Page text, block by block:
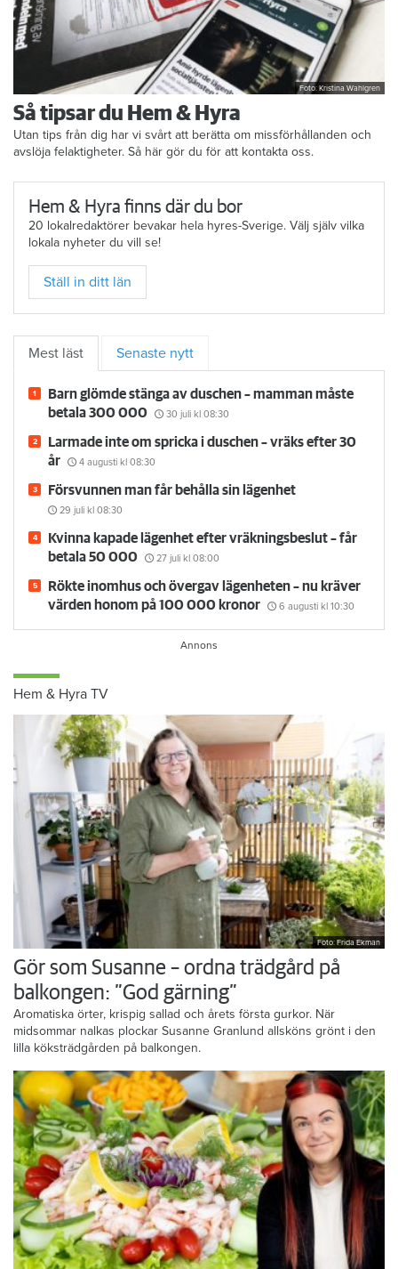
Foto: Kristina Wahlgren
Så tipsar du Hem & Hyra
Utan tips från dig har vi svårt att berätta om missförhållanden och
avslöja felaktigheter. Så här gör du för att kontakta oss.
Hem & Hyra finns där du bor
20 lokalredaktörer bevakar hela hyres-Sverige. Välj själv vilka
lokala nyheter du vill se!
Ställ in ditt län
Mest läst Senaste nytt
Barn glömde stänga av duschen – mamman måste
betala 300 000
30 juli kl 08:30
Larmade inte om spricka i duschen – vräks efter 30
år
4 augusti kl 08:30
Försvunnen man får behålla sin lägenhet
29 juli kl 08:30
Kvinna kapade lägenhet efter vräkningsbeslut – får
betala 50 000
27 juli kl 08:00
Rökte inomhus och övergav lägenheten – nu kräver
värden honom på 100 000 kronor
6 augusti kl 10:30
Hem & Hyra TV
Foto: Frida Ekman
Gör som Susanne – ordna trädgård på
balkongen: ”God gärning”
Aromatiska örter, krispig sallad och årets första gurkor. När
midsommar nalkas plockar Susanne Granlund allsköns grönt i den
lilla köksträdgården på balkongen.